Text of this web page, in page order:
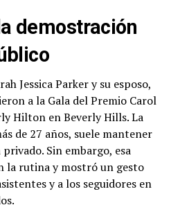
demostración
Jessica Parker y su esposo,
a la Gala del Premio Carol
Hilton en Beverly Hills. La
de 27 años, suele mantener
Sin embargo, esa
la rutina y mostró un gesto
y a los seguidores en